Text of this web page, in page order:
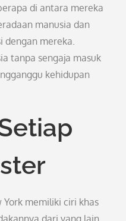
di antara mereka
manusia dan
dengan mereka.
tanpa sengaja masuk
kehidupan
memiliki ciri khas
dari yang lain.